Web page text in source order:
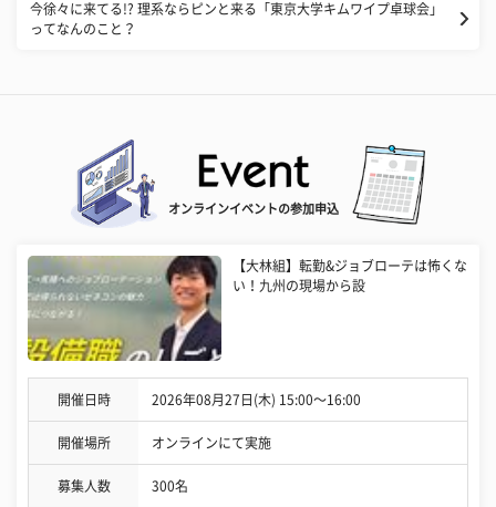
今徐々に来てる!? 理系ならピンと来る「東京大学キムワイプ卓球会」
ってなんのこと？
オンラインイベントの参加申込
【大林組】転勤&ジョブローテは怖くな
い！九州の現場から設
開催日時 2026年08月27日(木) 15:00〜16:00
開催場所 オンラインにて実施
募集人数 300名